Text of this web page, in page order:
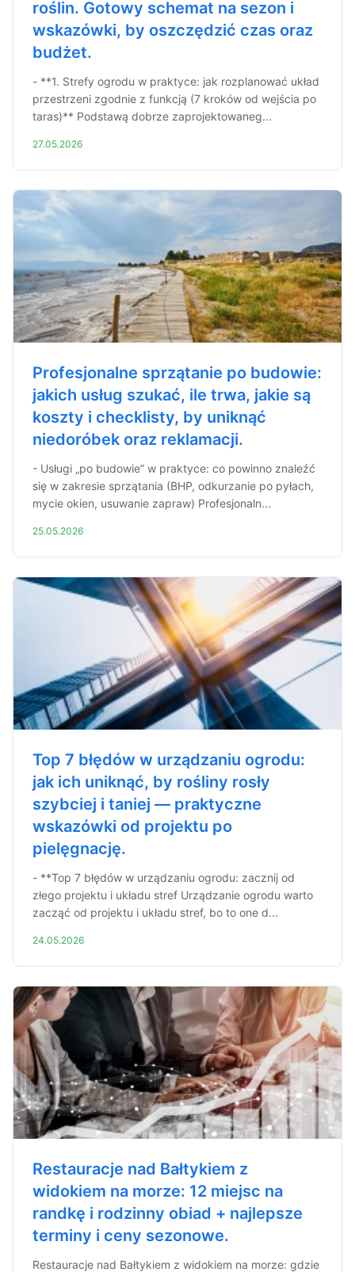
roślin. Gotowy schemat na sezon i
wskazówki, by oszczędzić czas oraz
budżet.
- **1. Strefy ogrodu w praktyce: jak rozplanować układ
przestrzeni zgodnie z funkcją (7 kroków od wejścia po
taras)** Podstawą dobrze zaprojektowaneg...
27.05.2026
Profesjonalne sprzątanie po budowie:
jakich usług szukać, ile trwa, jakie są
koszty i checklisty, by uniknąć
niedoróbek oraz reklamacji.
- Usługi „po budowie” w praktyce: co powinno znaleźć
się w zakresie sprzątania (BHP, odkurzanie po pyłach,
mycie okien, usuwanie zapraw) Profesjonaln...
25.05.2026
Top 7 błędów w urządzaniu ogrodu:
jak ich uniknąć, by rośliny rosły
szybciej i taniej — praktyczne
wskazówki od projektu po
pielęgnację.
- **Top 7 błędów w urządzaniu ogrodu: zacznij od
złego projektu i układu stref Urządzanie ogrodu warto
zacząć od projektu i układu stref, bo to one d...
24.05.2026
Restauracje nad Bałtykiem z
widokiem na morze: 12 miejsc na
randkę i rodzinny obiad + najlepsze
terminy i ceny sezonowe.
Restauracje nad Bałtykiem z widokiem na morze: gdzie